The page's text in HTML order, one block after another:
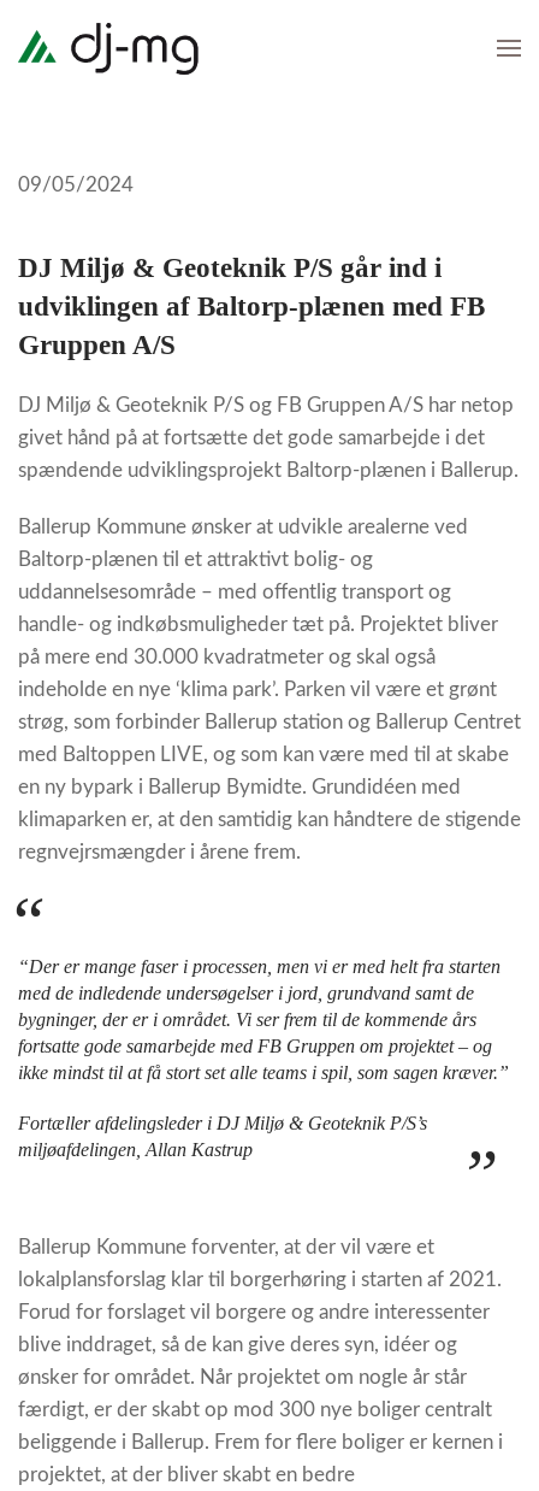
Skip
09/05/2024
DJ Miljø & Geoteknik P/S går ind i
udviklingen af Baltorp-plænen med FB
Gruppen A/S
DJ Miljø & Geoteknik P/S og FB Gruppen A/S har netop
givet hånd på at fortsætte det gode samarbejde i det
spændende udviklingsprojekt Baltorp-plænen i Ballerup.
Ballerup Kommune ønsker at udvikle arealerne ved
Baltorp-plænen til et attraktivt bolig- og
uddannelsesområde – med offentlig transport og
handle- og indkøbsmuligheder tæt på. Projektet bliver
på mere end 30.000 kvadratmeter og skal også
indeholde en nye ‘klima park’. Parken vil være et grønt
strøg, som forbinder Ballerup station og Ballerup Centret
med Baltoppen LIVE, og som kan være med til at skabe
en ny bypark i Ballerup Bymidte. Grundidéen med
klimaparken er, at den samtidig kan håndtere de stigende
regnvejrsmængder i årene frem.
“Der er mange faser i processen, men vi er med helt fra starten
med de indledende undersøgelser i jord, grundvand samt de
bygninger, der er i området. Vi ser frem til de kommende års
fortsatte gode samarbejde med FB Gruppen om projektet – og
ikke mindst til at få stort set alle teams i spil, som sagen kræver.”
Fortæller afdelingsleder i DJ Miljø & Geoteknik P/S’s
miljøafdelingen, Allan Kastrup
Ballerup Kommune forventer, at der vil være et
lokalplansforslag klar til borgerhøring i starten af 2021.
Forud for forslaget vil borgere og andre interessenter
blive inddraget, så de kan give deres syn, idéer og
ønsker for området. Når projektet om nogle år står
færdigt, er der skabt op mod 300 nye boliger centralt
beliggende i Ballerup. Frem for flere boliger er kernen i
projektet, at der bliver skabt en bedre